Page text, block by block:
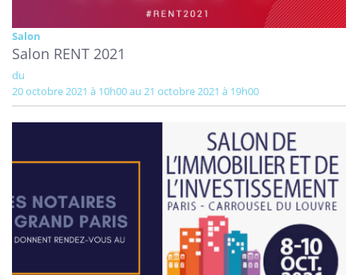
Salon
Salon RENT 2021
du
20 octobre 2021 à 10h00 au 21 octobre 2021 à 19h00